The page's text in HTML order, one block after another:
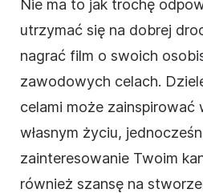
Nie ma to jak trochę
utrzymać się na dobrej
nagrać film o swoich
zawodowych celach.
celami może zainspirować
własnym życiu,
zainteresowanie Twoim
również szansę na